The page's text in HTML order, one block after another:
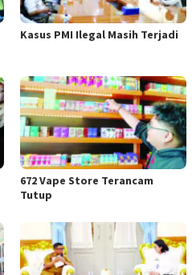
Kasus PMI Ilegal Masih Terjadi
672 Vape Store Terancam
Tutup